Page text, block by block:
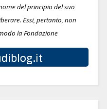
del principio del suo
Essi, pertanto, non
la Fondazione